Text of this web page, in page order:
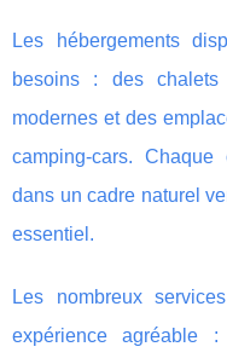
Les hébergements
besoins : des chalets
modernes et des
camping-cars.
dans un cadre naturel
essentiel.
Les nombreux
expérience agréable